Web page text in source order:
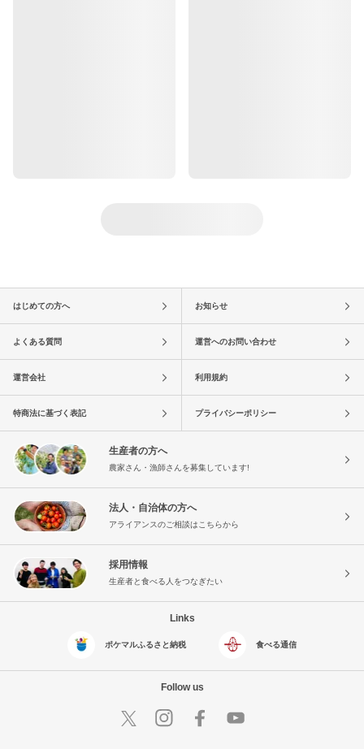
はじめての方へ お知らせ
よくある質問 運営へのお問い合わせ
運営会社 利用規約
特商法に基づく表記 プライバシーポリシー
生産者の方へ
農家さん・漁師さんを募集しています!
法人・自治体の方へ
アライアンスのご相談はこちらから
採用情報
生産者と食べる人をつなぎたい
Links
ポケマルふるさと納税 食べる通信
Follow us